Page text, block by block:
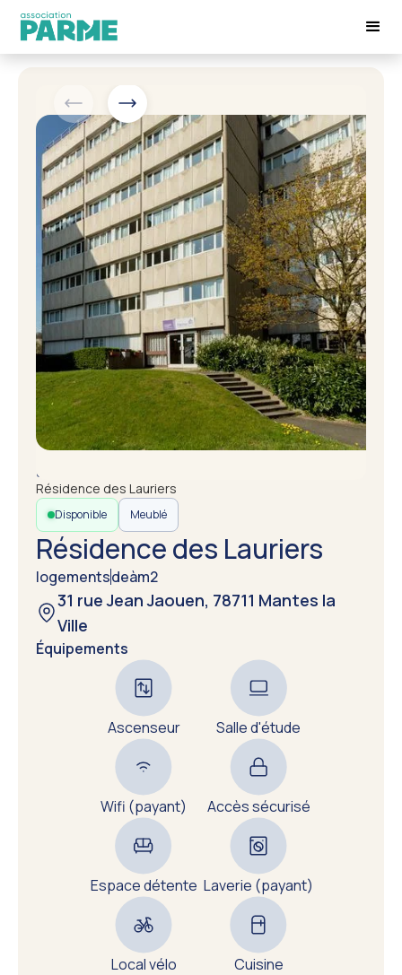
Résidence des Lauriers
Disponible Meublé
Résidence des Lauriers
logementsdeàm2
31 rue Jean Jaouen, 78711 Mantes la
Ville
Équipements
Ascenseur Salle d'étude
Wifi (payant) Accès sécurisé
Espace détente Laverie (payant)
Local vélo Cuisine